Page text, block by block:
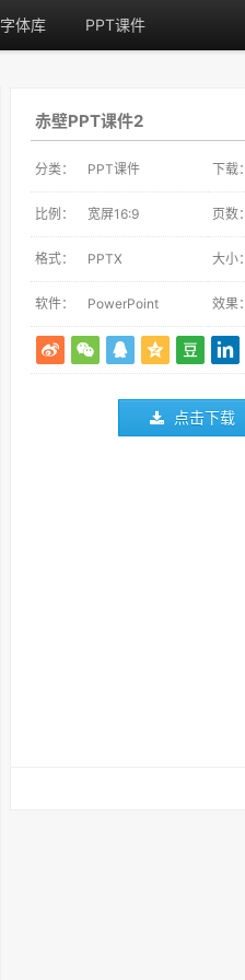
字体库 PPT课件
赤壁PPT课件2
分类： PPT课件 下载：
比例： 宽屏16:9 页数：
格式： PPTX 大小：
软件： PowerPoint 效果：
点击下载